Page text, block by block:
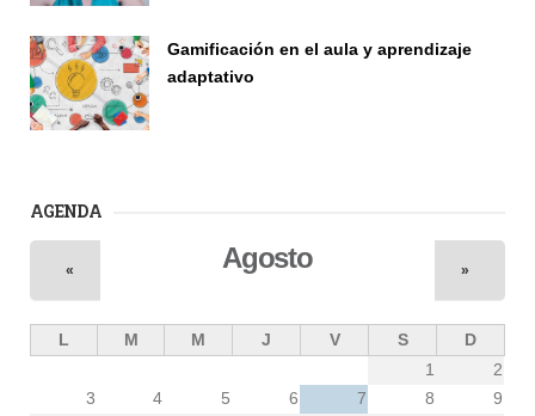
Gamificación en el aula y aprendizaje
adaptativo
AGENDA
Agosto
« »
L M M J V S
D
1
2
3
4 5 6 7 8
9